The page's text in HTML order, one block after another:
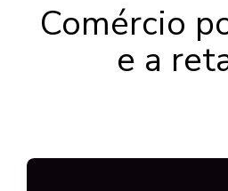
Comércio
e a